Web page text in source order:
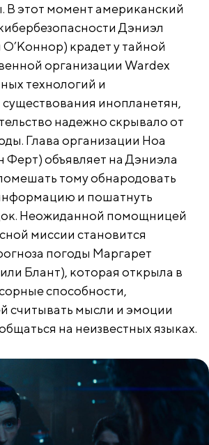
В этот момент американский
Дэниэл
крадет у тайной
организации Wardex
технологий и
существования инопланетян,
надежно скрывало от
Глава организации Ноа
объявляет на Дэниэла
тому обнародовать
и пошатнуть
Неожиданной помощницей
миссии становится
погоды Маргарет
Блант), которая открыла в
способности,
считывать мысли и эмоции
на неизвестных языках.